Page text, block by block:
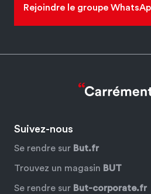
Rejoindre le groupe
Suivez-nous
Se rendre sur But.fr
Trouvez un magasin BUT
Se rendre sur But-corporate.fr